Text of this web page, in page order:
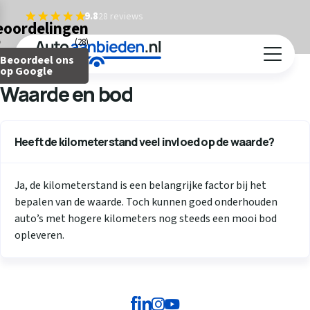
(28)
Beoordeel ons
op Google
9.828 reviews
Ervaringen
Over ons
Contact
Caravan verkopen
Auto inruilen
Terug
Waarde en bod
Heeft de kilometerstand veel invloed op de waarde?
Ja, de kilometerstand is een belangrijke factor bij het
bepalen van de waarde. Toch kunnen goed onderhouden
auto’s met hogere kilometers nog steeds een mooi bod
opleveren.